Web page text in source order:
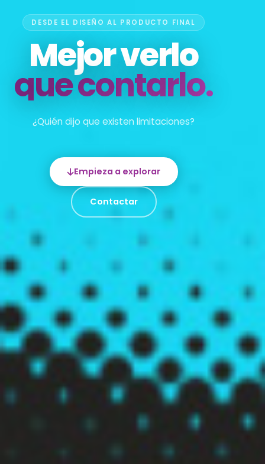
DESDE EL DISEÑO AL PRODUCTO FINAL
Mejor verlo
que contarlo.
¿Quién dijo que existen limitaciones?
Empieza a explorar
Contactar
IMPRESIÓN Y FABRICACIÓN
Tu idea,
hecha realidad
DISEÑO GRÁFICO
Creatividad
sin límites